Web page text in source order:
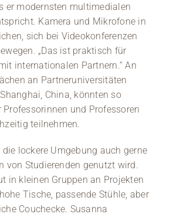
er modernsten multimedialen
Kamera und Mikrofone in
sich bei Videokonferenzen
„Das ist praktisch für
internationalen Partnern.“ An
an Partneruniversitäten
China, könnten so
Professorinnen und Professoren
teilnehmen.
lockere Umgebung auch gerne
von Studierenden genutzt wird.
in kleinen Gruppen an Projekten
Tische, passende Stühle, aber
Couchecke. Susanna